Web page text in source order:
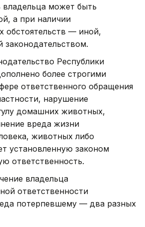
владельца может быть
а при наличии
обстоятельств — иной,
законодательством.
Республики
более строгими
ответственного обращения
нарушение
домашних животных,
вреда жизни
животных либо
установленную законом
ответственность.
владельца
ответственности
потерпевшему — два разных